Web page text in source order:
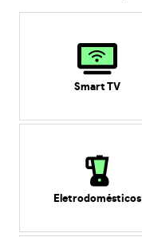
Smart TV
Eletrodomésticos